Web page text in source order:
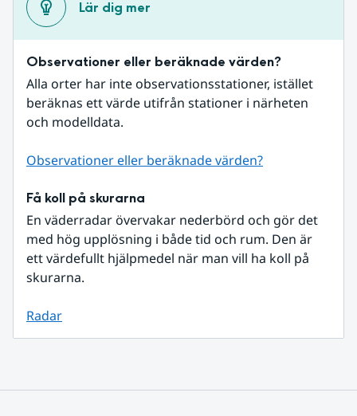
Lär dig mer
Observationer eller beräknade värden?
Alla orter har inte observationsstationer, istället
beräknas ett värde utifrån stationer i närheten
och modelldata.
Observationer eller beräknade värden?
Få koll på skurarna
En väderradar övervakar nederbörd och gör det
med hög upplösning i både tid och rum. Den är
ett värdefullt hjälpmedel när man vill ha koll på
skurarna.
Radar